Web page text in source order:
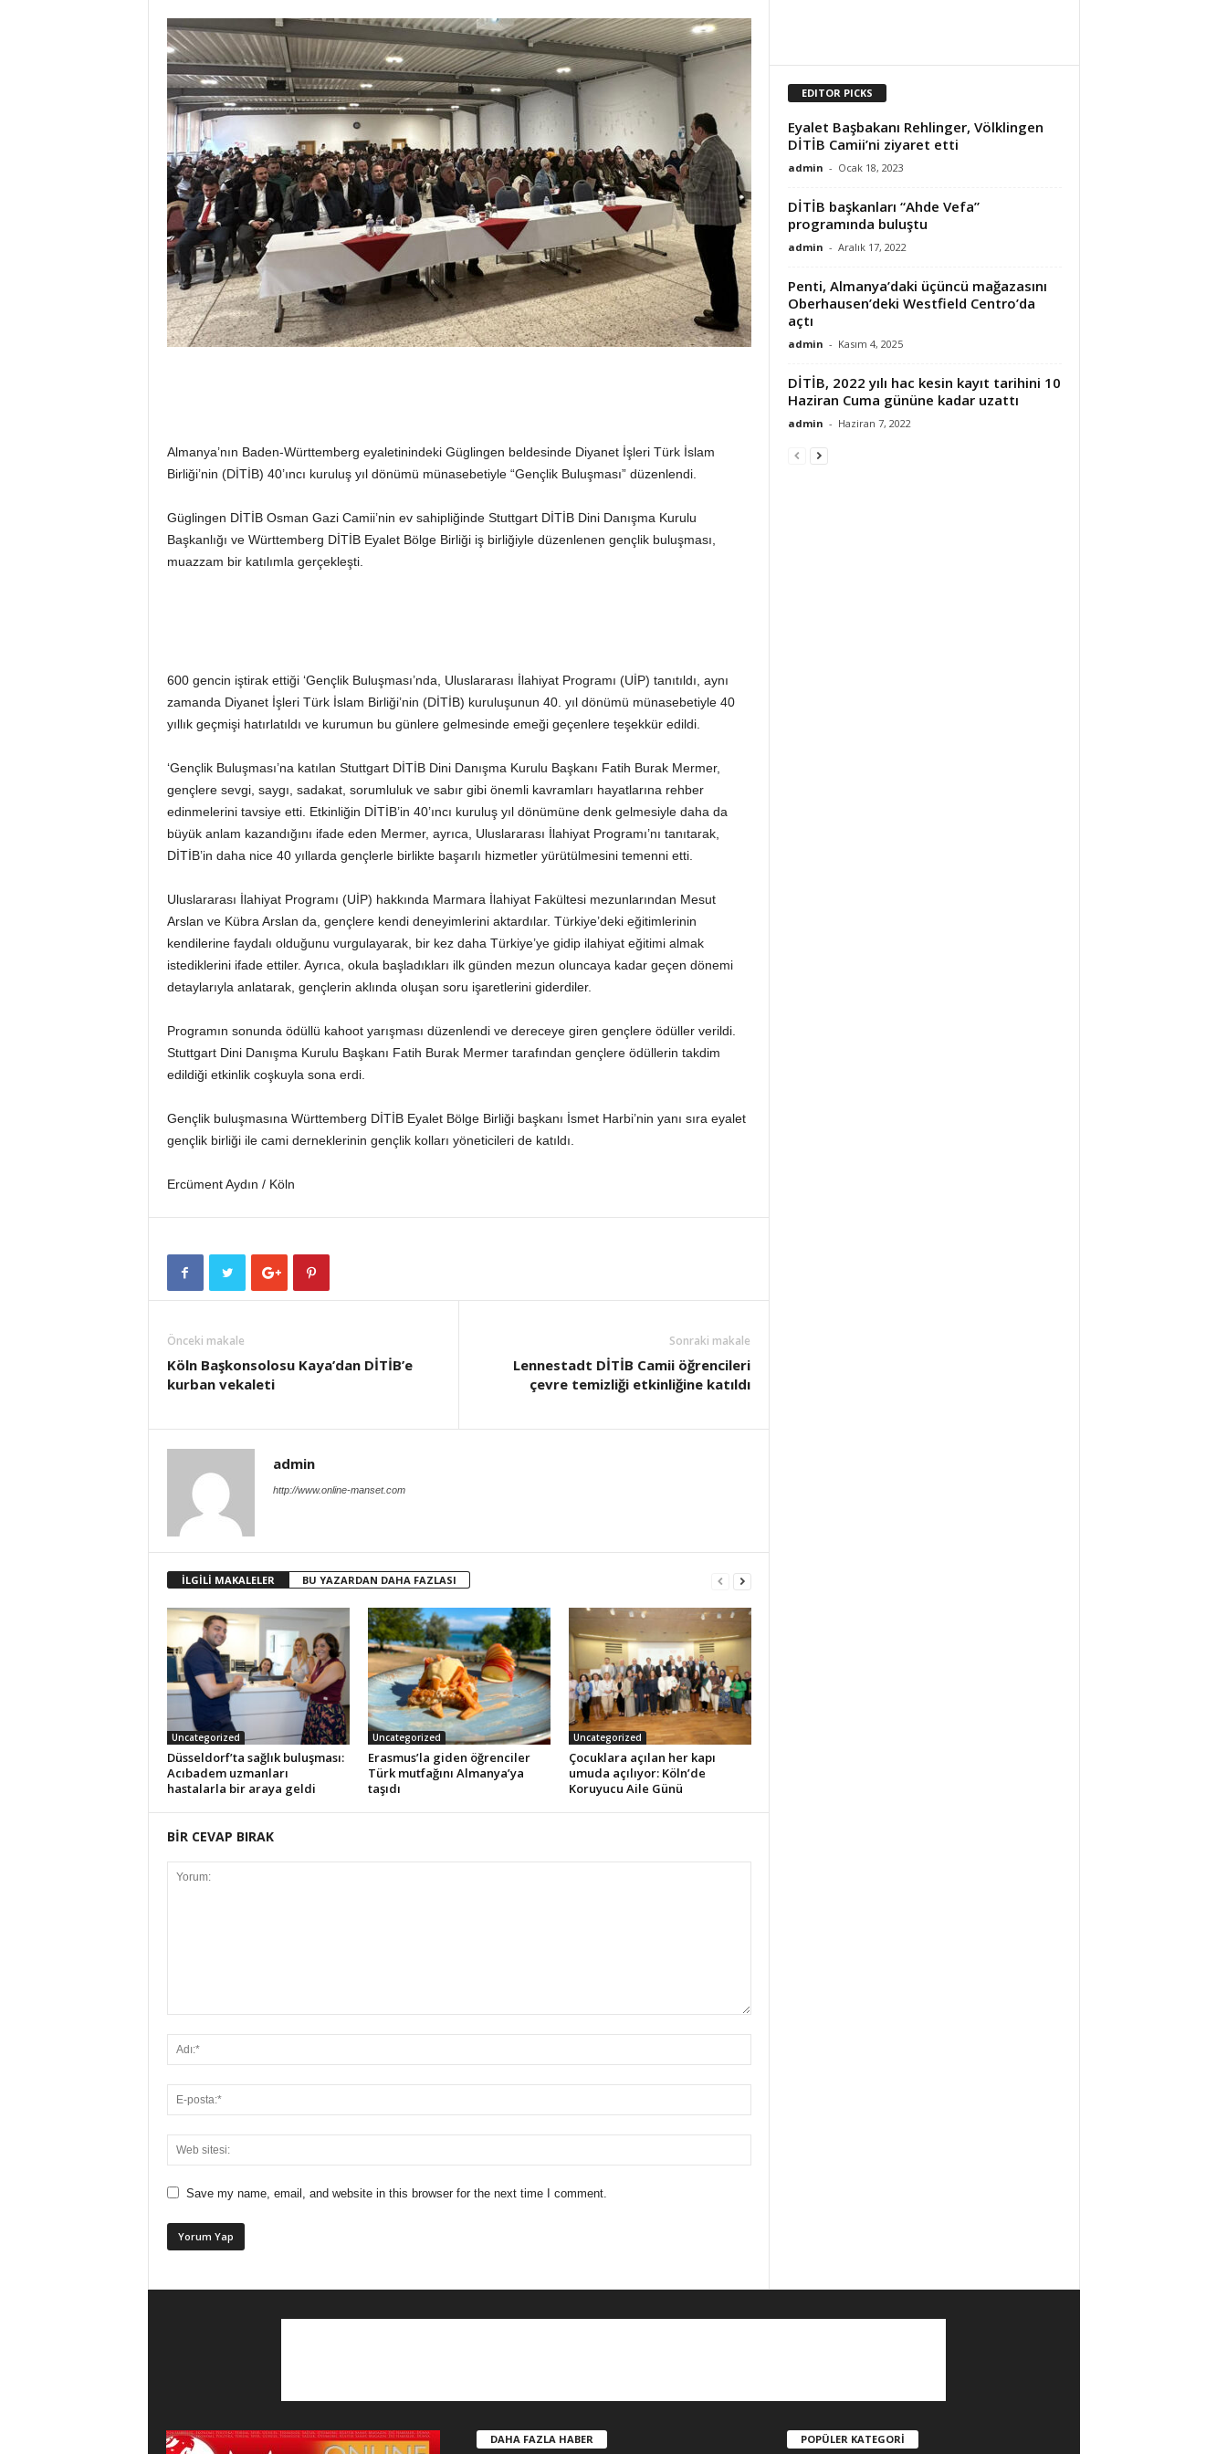
Almanya’nın Baden-Württemberg eyaletinindeki Güglingen beldesinde Diyanet İşleri Türk İslam
Birliği’nin (DİTİB) 40’ıncı kuruluş yıl dönümü münasebetiyle “Gençlik Buluşması” düzenlendi.
Güglingen DİTİB Osman Gazi Camii’nin ev sahipliğinde Stuttgart DİTİB Dini Danışma Kurulu
Başkanlığı ve Württemberg DİTİB Eyalet Bölge Birliği iş birliğiyle düzenlenen gençlik buluşması,
muazzam bir katılımla gerçekleşti.
600 gencin iştirak ettiği ‘Gençlik Buluşması’nda, Uluslararası İlahiyat Programı (UİP) tanıtıldı, aynı
zamanda Diyanet İşleri Türk İslam Birliği’nin (DİTİB) kuruluşunun 40. yıl dönümü münasebetiyle 40
yıllık geçmişi hatırlatıldı ve kurumun bu günlere gelmesinde emeği geçenlere teşekkür edildi.
‘Gençlik Buluşması’na katılan Stuttgart DİTİB Dini Danışma Kurulu Başkanı Fatih Burak Mermer,
gençlere sevgi, saygı, sadakat, sorumluluk ve sabır gibi önemli kavramları hayatlarına rehber
edinmelerini tavsiye etti. Etkinliğin DİTİB’in 40’ıncı kuruluş yıl dönümüne denk gelmesiyle daha da
büyük anlam kazandığını ifade eden Mermer, ayrıca, Uluslararası İlahiyat Programı’nı tanıtarak,
DİTİB’in daha nice 40 yıllarda gençlerle birlikte başarılı hizmetler yürütülmesini temenni etti.
Uluslararası İlahiyat Programı (UİP) hakkında Marmara İlahiyat Fakültesi mezunlarından Mesut
Arslan ve Kübra Arslan da, gençlere kendi deneyimlerini aktardılar. Türkiye’deki eğitimlerinin
kendilerine faydalı olduğunu vurgulayarak, bir kez daha Türkiye’ye gidip ilahiyat eğitimi almak
istediklerini ifade ettiler. Ayrıca, okula başladıkları ilk günden mezun oluncaya kadar geçen dönemi
detaylarıyla anlatarak, gençlerin aklında oluşan soru işaretlerini giderdiler.
Programın sonunda ödüllü kahoot yarışması düzenlendi ve dereceye giren gençlere ödüller verildi.
Stuttgart Dini Danışma Kurulu Başkanı Fatih Burak Mermer tarafından gençlere ödüllerin takdim
edildiği etkinlik coşkuyla sona erdi.
Gençlik buluşmasına Württemberg DİTİB Eyalet Bölge Birliği başkanı İsmet Harbi’nin yanı sıra eyalet
gençlik birliği ile cami derneklerinin gençlik kolları yöneticileri de katıldı.
Ercüment Aydın / Köln
Önceki makale
Köln Başkonsolosu Kaya’dan DİTİB’e
kurban vekaleti
Sonraki makale
Lennestadt DİTİB Camii öğrencileri
çevre temizliği etkinliğine katıldı
admin
http://www.online-manset.com
İLGİLİ MAKALELER BU YAZARDAN DAHA FAZLASI
Uncategorized
Düsseldorf’ta sağlık buluşması:
Acıbadem uzmanları
hastalarla bir araya geldi
Uncategorized
Erasmus’la giden öğrenciler
Türk mutfağını Almanya’ya
taşıdı
Uncategorized
Çocuklara açılan her kapı
umuda açılıyor: Köln’de
Koruyucu Aile Günü
BİR CEVAP BIRAK
Save my name, email, and website in this browser for the next time I comment.
EDITOR PICKS
Eyalet Başbakanı Rehlinger, Völklingen
DİTİB Camii’ni ziyaret etti
admin - Ocak 18, 2023
DİTİB başkanları “Ahde Vefa”
programında buluştu
admin - Aralık 17, 2022
Penti, Almanya’daki üçüncü mağazasını
Oberhausen’deki Westfield Centro’da
açtı
admin - Kasım 4, 2025
DİTİB, 2022 yılı hac kesin kayıt tarihini 10
Haziran Cuma gününe kadar uzattı
admin - Haziran 7, 2022
DAHA FAZLA HABER POPÜLER KATEGORİ